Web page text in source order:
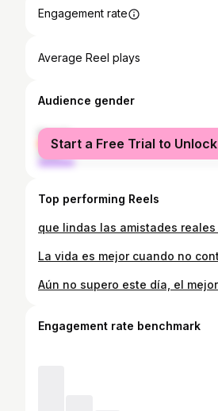
Engagement rate
Average Reel plays
Audience gender
female
male
Start a Free Trial to Unlock
Top performing Reels
Engagement rate benchmark